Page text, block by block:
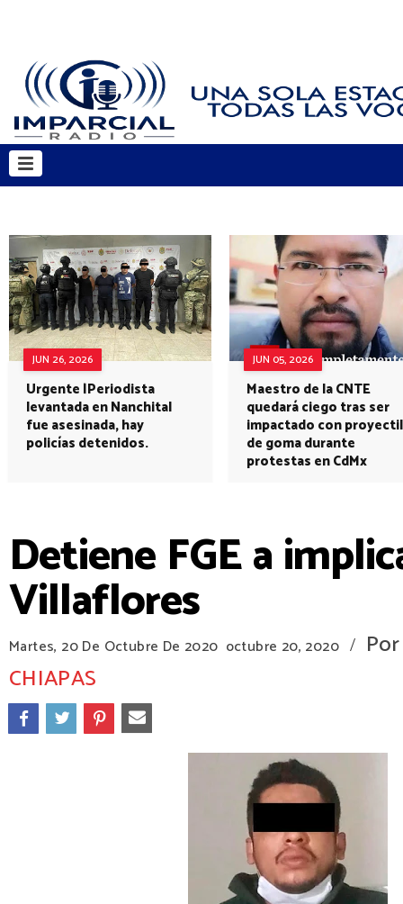
JUN 26, 2026
Urgente |Periodista
levantada en Nanchital
fue asesinada, hay
policías detenidos.
JUN 05, 2026
Maestro de la CNTE
quedará ciego tras ser
impactado con proyectil
de goma durante
protestas en CdMx
Detiene FGE a
Villaflores
Martes, 20 De Octubre De 2020 octubre 20, 2020 / Por
CHIAPAS